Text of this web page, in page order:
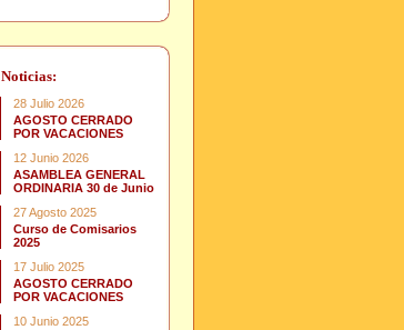
Noticias:
28 Julio 2026
AGOSTO CERRADO
POR VACACIONES
12 Junio 2026
ASAMBLEA GENERAL
ORDINARIA 30 de Junio
27 Agosto 2025
Curso de Comisarios
2025
17 Julio 2025
AGOSTO CERRADO
POR VACACIONES
10 Junio 2025